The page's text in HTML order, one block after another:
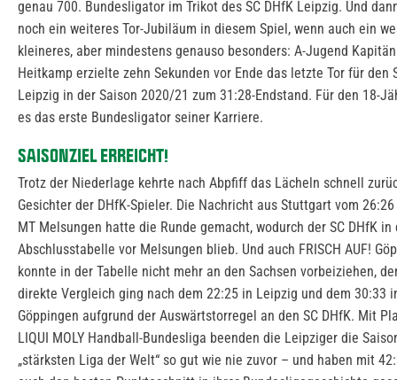
genau 700. Bundesligator im Trikot des SC DHfK Leipzig. Und
noch ein weiteres Tor-Jubiläum in diesem Spiel, wenn auch ein
kleineres, aber mindestens genauso besonders: A-Jugend
Heitkamp erzielte zehn Sekunden vor Ende das letzte Tor für den
Leipzig in der Saison 2020/21 zum 31:28-Endstand. Für den 18-
es das erste Bundesligator seiner Karriere.
SAISONZIEL ERREICHT!
Trotz der Niederlage kehrte nach Abpfiff das Lächeln schnell
Gesichter der DHfK-Spieler. Die Nachricht aus Stuttgart vom
MT Melsungen hatte die Runde gemacht, wodurch der SC DHfK in
Abschlusstabelle vor Melsungen blieb. Und auch FRISCH AUF!
konnte in der Tabelle nicht mehr an den Sachsen vorbeiziehen,
direkte Vergleich ging nach dem 22:25 in Leipzig und dem 30:33
Göppingen aufgrund der Auswärtstorregel an den SC DHfK. Mit
LIQUI MOLY Handball-Bundesliga beenden die Leipziger die
„stärksten Liga der Welt“ so gut wie nie zuvor – und haben mit